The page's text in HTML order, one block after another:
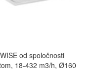
od spoločnosti
18-432 m3/h, Ø160